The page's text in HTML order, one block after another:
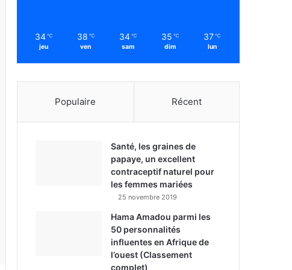
34 ℃
jeu
38 ℃
ven
34 ℃
sam
35 ℃
dim
37 ℃
lun
Populaire Récent
Santé, les graines de
papaye, un excellent
contraceptif naturel pour
les femmes mariées
25 novembre 2019
Hama Amadou parmi les
50 personnalités
influentes en Afrique de
l’ouest (Classement
complet)